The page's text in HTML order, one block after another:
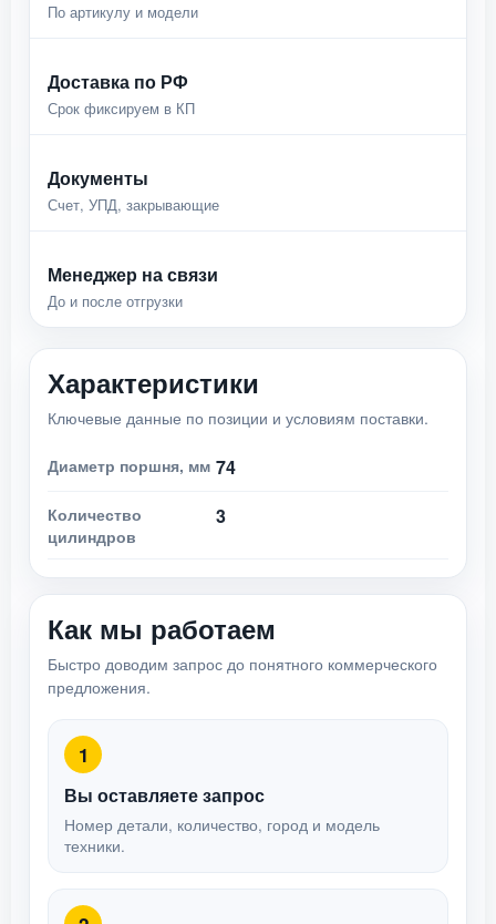
По артикулу и модели
Доставка по РФ
Срок фиксируем в КП
Документы
Счет, УПД, закрывающие
Менеджер на связи
До и после отгрузки
Характеристики
Ключевые данные по позиции и условиям поставки.
Диаметр поршня, мм 74
Количество
цилиндров
3
Как мы работаем
Быстро доводим запрос до понятного коммерческого
предложения.
1
Вы оставляете запрос
Номер детали, количество, город и модель
техники.